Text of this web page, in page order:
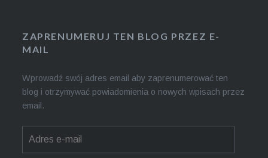
ZAPRENUMERUJ TEN BLOG PRZEZ E-
MAIL
Wprowadź swój adres email aby zaprenumerować ten
blog i otrzymywać powiadomienia o nowych wpisach przez
email.
mail